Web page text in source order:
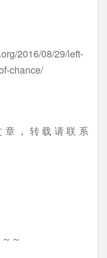
2016/08/29/left-
chance/
章，转载请联系
～